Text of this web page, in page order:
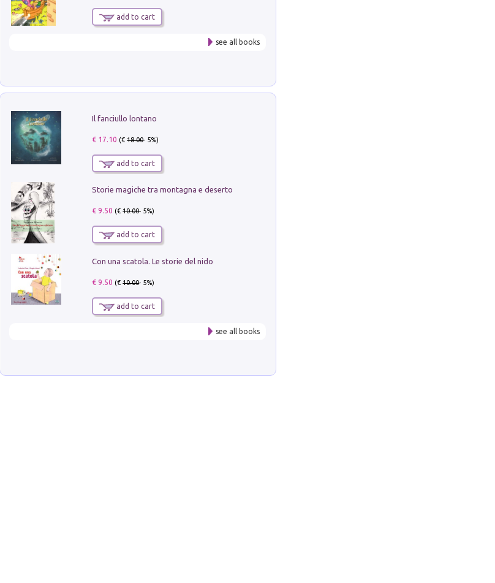
add to cart
see all books
Il fanciullo lontano
€ 17.10 (€18.00- 5%)
add to cart
Storie magiche tra montagna e deserto
€ 9.50 (€10.00- 5%)
add to cart
Con una scatola. Le storie del nido
€ 9.50 (€10.00- 5%)
add to cart
see all books